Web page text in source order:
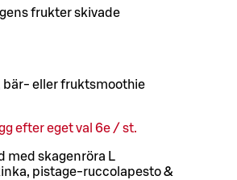
frukter skivade
bär- eller fruktsmoothie
efter eget val 6e / st.
med skagenröra L
pistage-ruccolapesto &